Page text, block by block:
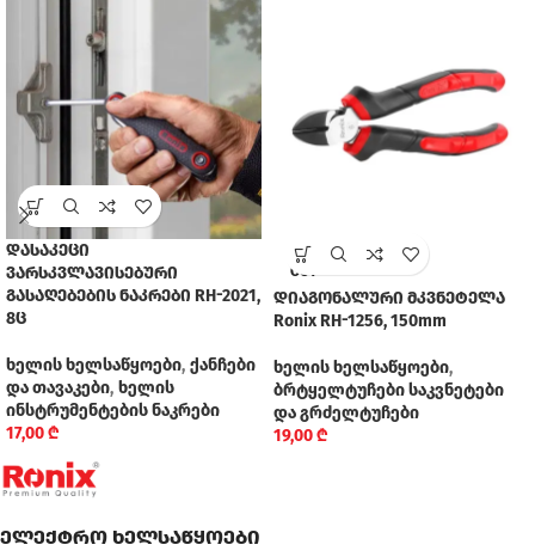
დასაკეცი
ვარსკვლავისებური
გასაღებების ნაკრები RH-2021,
8ც
ხელის ხელსაწყოები, ქანჩები
და თავაკები, ხელის
ინსტრუმენტების ნაკრები
17,00₾
SOLD
OUT
დიაგონალური მკვნეტელა
Ronix RH-1256, 150mm
ხელის ხელსაწყოები,
ბრტყელტუჩები საკვნეტები
და გრძელტუჩები
19,00₾
ელექტრო ხელსაწყოები